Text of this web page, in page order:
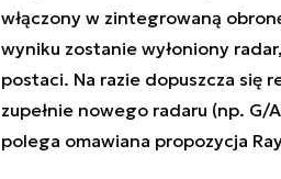
włączony w zintegrowaną
wyniku zostanie wyłoniony
postaci. Na razie dopuszcza się
zupełnie nowego radaru (np. G/
polega omawiana propozycja